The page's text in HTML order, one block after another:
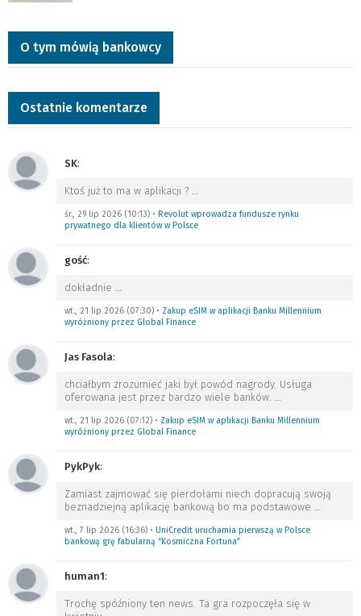
O tym mówią bankowcy
Ostatnie komentarze
SK:
Ktoś już to ma w aplikacji ? …
śr., 29 lip 2026 (10:13) • Revolut wprowadza fundusze rynku
prywatnego dla klientów w Polsce
gość:
dokładnie …
wt., 21 lip 2026 (07:30) • Zakup eSIM w aplikacji Banku Millennium
wyróżniony przez Global Finance
Jas Fasola:
chciałbym zrozumieć jaki był powód nagrody. Usługa
oferowana jest przez bardzo wiele banków. …
wt., 21 lip 2026 (07:12) • Zakup eSIM w aplikacji Banku Millennium
wyróżniony przez Global Finance
PykPyk:
Zamiast zajmować się pierdołami niech dopracują swoją
beznadziejną aplikację bankową bo ma podstawowe …
wt., 7 lip 2026 (16:36) • UniCredit uruchamia pierwszą w Polsce
bankową grę fabularną “Kosmiczna Fortuna”
human1:
Trochę spóźniony ten news. Ta gra rozpoczęła się w